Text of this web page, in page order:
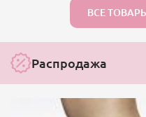
ВСЕ
Распродажа